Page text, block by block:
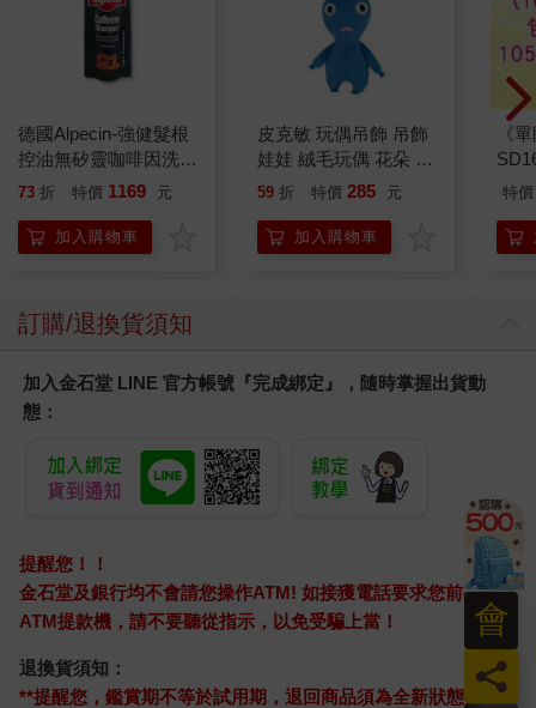
德國Alpecin-強健髮根
控油無矽靈咖啡因洗髮
凝露375ml/瓶-C1強健
調理頭皮洗髮液/0矽靈
滋潤洗頭髮水/一般髮
73 折 特價 1169 元
加入購物車
皮克敏 玩偶吊飾 吊飾
娃娃 絨毛玩偶 花朵 葉
子 藍色皮克敏 紅色皮
Pikmin 任天堂 三英貿
易
59 折 特價 285 元
加入購物車
《
特價
訂購/退換貨須知
加入金石堂 LINE 官方帳號『完成綁定』，隨時掌握出貨動
態：
提醒您！！
金石堂及銀行均不會請您操作ATM! 如接獲電話要求您前往
ATM提款機，請不要聽從指示，以免受騙上當！
退換貨須知：
**提醒您，鑑賞期不等於試用期，退回商品須為全新狀態**
員
會